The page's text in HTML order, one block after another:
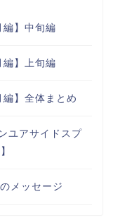
編】中旬編
編】上旬編
】全体まとめ
ユアサイドスプ
メッセージ